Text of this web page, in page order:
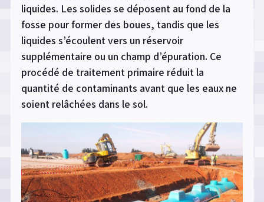
liquides. Les solides se déposent au fond de la
fosse pour former des boues, tandis que les
liquides s’écoulent vers un réservoir
supplémentaire ou un champ d’épuration. Ce
procédé de traitement primaire réduit la
quantité de contaminants avant que les eaux ne
soient relâchées dans le sol.